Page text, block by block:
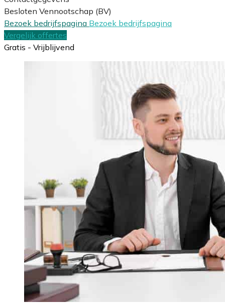
Besloten Vennootschap (BV)
Bezoek bedrijfspagina Bezoek bedrijfspagina
Vergelijk offertes
Gratis - Vrijblijvend